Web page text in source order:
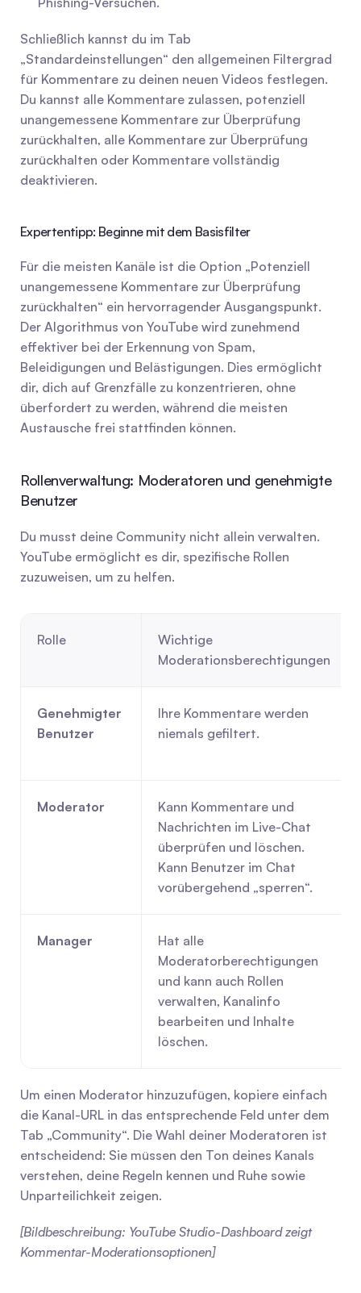
Schließlich kannst du im Tab
„Standardeinstellungen“ den allgemeinen Filtergrad
für Kommentare zu deinen neuen Videos festlegen.
Du kannst alle Kommentare zulassen, potenziell
unangemessene Kommentare zur Überprüfung
zurückhalten, alle Kommentare zur Überprüfung
zurückhalten oder Kommentare vollständig
deaktivieren.
Expertentipp: Beginne mit dem Basisfilter
Für die meisten Kanäle ist die Option „Potenziell
unangemessene Kommentare zur Überprüfung
zurückhalten“ ein hervorragender Ausgangspunkt.
Der Algorithmus von YouTube wird zunehmend
effektiver bei der Erkennung von Spam,
Beleidigungen und Belästigungen. Dies ermöglicht
dir, dich auf Grenzfälle zu konzentrieren, ohne
überfordert zu werden, während die meisten
Austausche frei stattfinden können.
Rollenverwaltung: Moderatoren und genehmigte
Benutzer
Du musst deine Community nicht allein verwalten.
YouTube ermöglicht es dir, spezifische Rollen
zuzuweisen, um zu helfen.
Rolle
Wichtige
Moderationsberechtigungen
Genehmigter
Benutzer
Ihre Kommentare werden
niemals gefiltert.
Moderator
Kann Kommentare und
Nachrichten im Live-Chat
überprüfen und löschen.
Kann Benutzer im Chat
vorübergehend „sperren“.
Manager
Hat alle
Moderatorberechtigungen
und kann auch Rollen
verwalten, Kanalinfo
bearbeiten und Inhalte
löschen.
Um einen Moderator hinzuzufügen, kopiere einfach
die Kanal-URL in das entsprechende Feld unter dem
Tab „Community“. Die Wahl deiner Moderatoren ist
entscheidend: Sie müssen den Ton deines Kanals
verstehen, deine Regeln kennen und Ruhe sowie
Unparteilichkeit zeigen.
[Bildbeschreibung: YouTube Studio-Dashboard zeigt
Kommentar-Moderationsoptionen]